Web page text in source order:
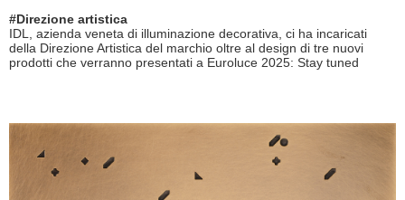
#Direzione artistica
IDL, azienda veneta di illuminazione decorativa, ci ha incaricati
della Direzione Artistica del marchio oltre al design di tre nuovi
prodotti che verranno presentati a Euroluce 2025: Stay tuned